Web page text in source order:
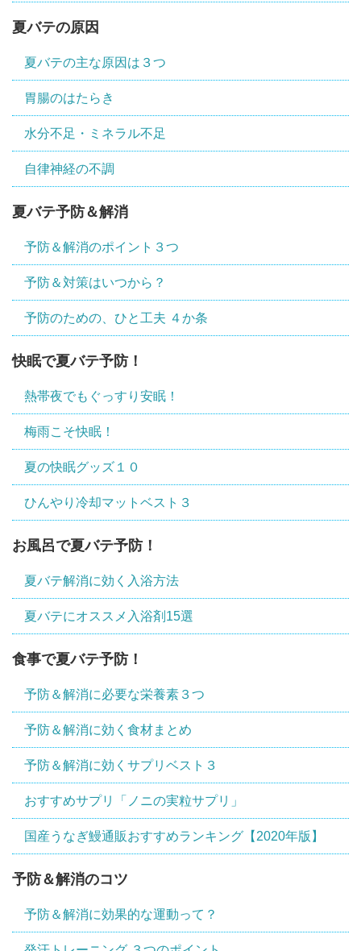
夏バテの原因
夏バテの主な原因は３つ
胃腸のはたらき
水分不足・ミネラル不足
自律神経の不調
夏バテ予防＆解消
予防＆解消のポイント３つ
予防＆対策はいつから？
予防のための、ひと工夫 ４か条
快眠で夏バテ予防！
熱帯夜でもぐっすり安眠！
梅雨こそ快眠！
夏の快眠グッズ１０
ひんやり冷却マットベスト３
お風呂で夏バテ予防！
夏バテ解消に効く入浴方法
夏バテにオススメ入浴剤15選
食事で夏バテ予防！
予防＆解消に必要な栄養素３つ
予防＆解消に効く食材まとめ
予防＆解消に効くサプリベスト３
おすすめサプリ「ノニの実粒サプリ」
国産うなぎ鰻通販おすすめランキング【2020年版】
予防＆解消のコツ
予防＆解消に効果的な運動って？